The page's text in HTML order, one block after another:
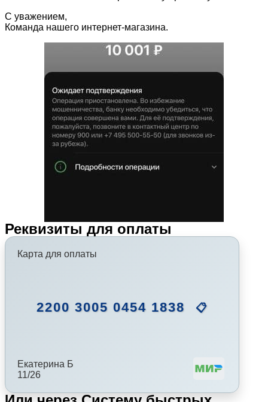
С уважением,
Команда нашего интернет-магазина.
Реквизиты для оплаты
Карта для оплаты
2200 3005 0454 1838 📋
Екатерина Б
11/26